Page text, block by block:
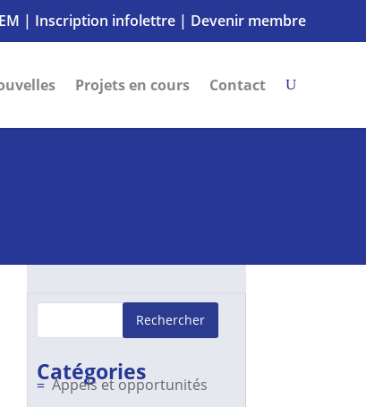
| Inscription infolettre| Devenir membre
Projets en cours Contact
Rechercher
Catégories
Appels et opportunités